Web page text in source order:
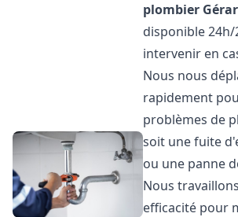
plombier
disponible
intervenir en
Nous nous
rapidement
problèmes de
soit une fuite
ou une panne
Nous
efficacité pour